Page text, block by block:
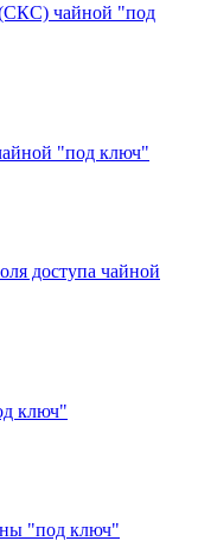
(СКС) чайной "под
"под ключ"
доступа чайной
ключ"
"под ключ"